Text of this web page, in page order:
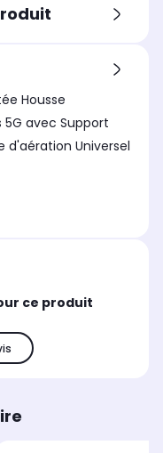
compatible
extérieur
Housse
5G avec Support
d'aération Universel
ce produit